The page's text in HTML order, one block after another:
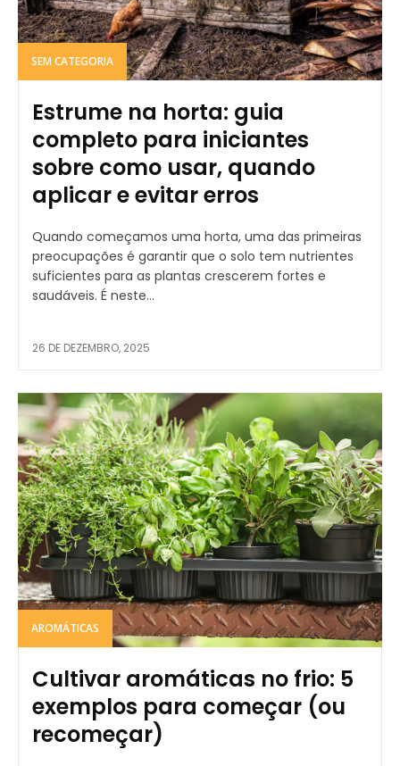
SEM CATEGORIA
Estrume na horta: guia
completo para iniciantes
sobre como usar, quando
aplicar e evitar erros
Quando começamos uma horta, uma das primeiras
preocupações é garantir que o solo tem nutrientes
suficientes para as plantas crescerem fortes e
saudáveis. É neste...
26 DE DEZEMBRO, 2025
AROMÁTICAS
Cultivar aromáticas no frio: 5
exemplos para começar (ou
recomeçar)